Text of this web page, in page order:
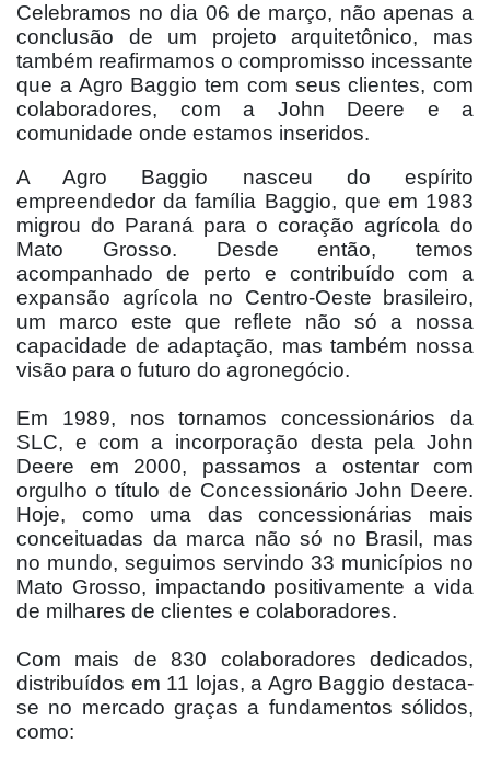
Celebramos no dia 06 de março, não apenas a
conclusão de um projeto arquitetônico, mas
também reafirmamos o compromisso incessante
que a Agro Baggio tem com seus clientes, com
colaboradores, com a John Deere e a
comunidade onde estamos inseridos.
A Agro Baggio nasceu do espírito
empreendedor da família Baggio, que em 1983
migrou do Paraná para o coração agrícola do
Mato Grosso. Desde então, temos
acompanhado de perto e contribuído com a
expansão agrícola no Centro-Oeste brasileiro,
um marco este que reflete não só a nossa
capacidade de adaptação, mas também nossa
visão para o futuro do agronegócio.
Em 1989, nos tornamos concessionários da
SLC, e com a incorporação desta pela John
Deere em 2000, passamos a ostentar com
orgulho o título de Concessionário John Deere.
Hoje, como uma das concessionárias mais
conceituadas da marca não só no Brasil, mas
no mundo, seguimos servindo 33 municípios no
Mato Grosso, impactando positivamente a vida
de milhares de clientes e colaboradores.
Com mais de 830 colaboradores dedicados,
distribuídos em 11 lojas, a Agro Baggio destaca-
se no mercado graças a fundamentos sólidos,
como: